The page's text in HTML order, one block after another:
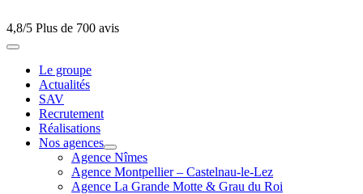
4,8/5 Plus de 700 avis
Le groupe
Actualités
SAV
Recrutement
Réalisations
Nos agences
Agence Nîmes
Agence Montpellier – Castelnau-le-Lez
Agence La Grande Motte & Grau du Roi